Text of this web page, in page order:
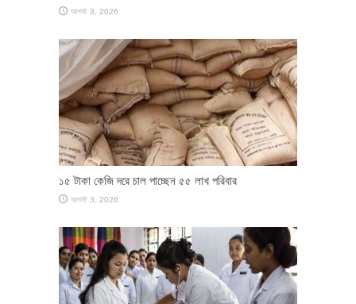
আগস্ট 3, 2026
১৫ টাকা কেজি দরে চাল পাচ্ছেন ৫৫ লাখ পরিবার
আগস্ট 3, 2026